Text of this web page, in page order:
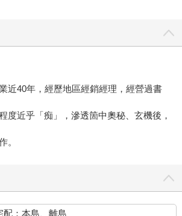
近40年，經歷地區經銷經理，經營過書
度近乎「痴」，滲透箇中奧秘、玄機後，
。
配：本島、離島